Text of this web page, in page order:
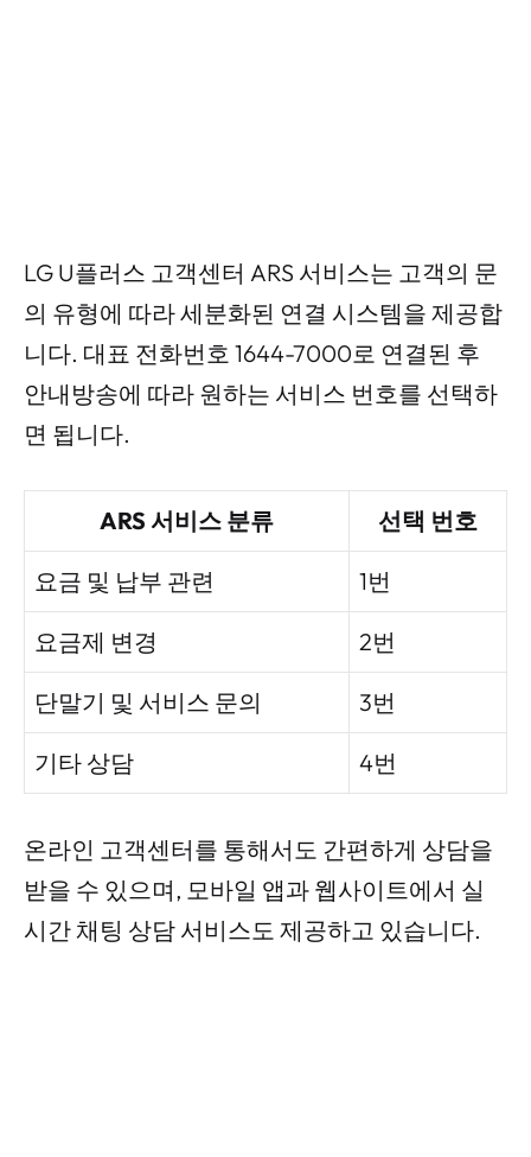
LG U플러스 고객센터 ARS 서비스는 고객의 문
의 유형에 따라 세분화된 연결 시스템을 제공합
니다. 대표 전화번호 1644-7000로 연결된 후
안내방송에 따라 원하는 서비스 번호를 선택하
면 됩니다.
ARS 서비스 분류 선택 번호
요금 및 납부 관련 1번
요금제 변경 2번
단말기 및 서비스 문의 3번
기타 상담 4번
온라인 고객센터를 통해서도 간편하게 상담을
받을 수 있으며, 모바일 앱과 웹사이트에서 실
시간 채팅 상담 서비스도 제공하고 있습니다.